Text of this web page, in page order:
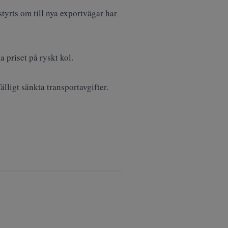
om till nya exportvägar har
priset på ryskt kol.
sänkta transportavgifter.